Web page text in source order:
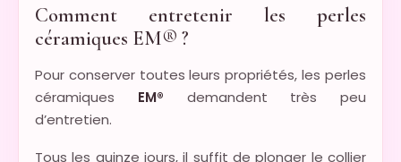
Comment entretenir les perles
céramiques EM® ?
Pour conserver toutes leurs propriétés, les perles
céramiques EM® demandent très peu
d’entretien.
Tous les quinze jours, il suffit de plonger le collier